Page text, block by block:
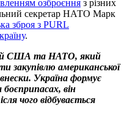
озброєння з різних
секретар НАТО Марк
зброя з PURL
.
США та НАТО, який
закупівлю американської
внески. Україна формує
він
чого відбувається